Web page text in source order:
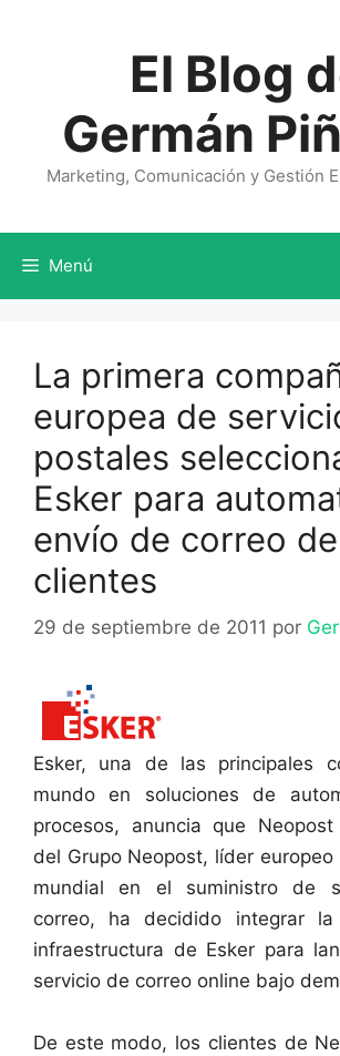
El Blog
Germán
Marketing, Comunicación y Gestión
Menú
La primera
europea de
postales
Esker para
envío de correo
clientes
29 de septiembre de 2011 por
Esker, una de las principales
mundo en soluciones de
procesos, anuncia que
del Grupo Neopost, líder
mundial en el suministro de
correo, ha decidido integrar
infraestructura de Esker para
servicio de correo online bajo
De este modo, los clientes de